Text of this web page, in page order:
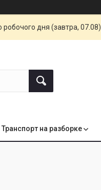
дня (завтра, 07.08).
Транспорт на разборке